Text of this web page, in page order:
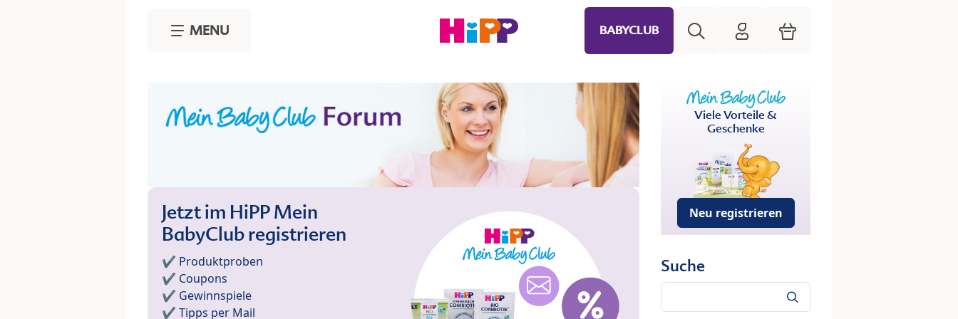
MENU BABYCLUB HiPP Mein Babyclub
Warenkorb
Jetzt im HiPP Mein
BabyClub registrieren
✔️ Produktproben
✔️ Coupons
✔️ Gewinnspiele
✔️ Tipps per Mail
Viele Vorteile &
Geschenke
Neu registrieren
Suche